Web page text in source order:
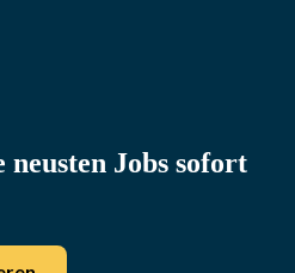
neusten Jobs sofort